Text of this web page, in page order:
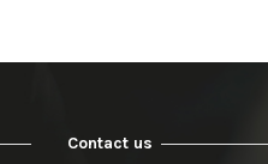
Contact us